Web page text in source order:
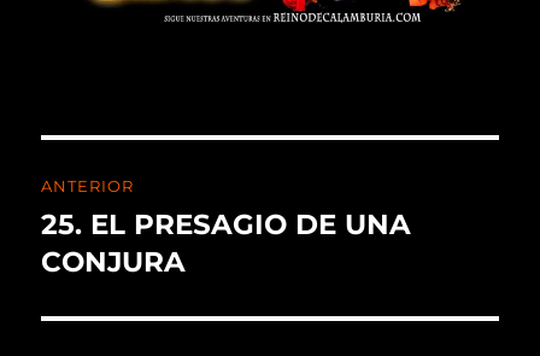
ANTERIOR
25. EL PRESAGIO DE UNA
CONJURA